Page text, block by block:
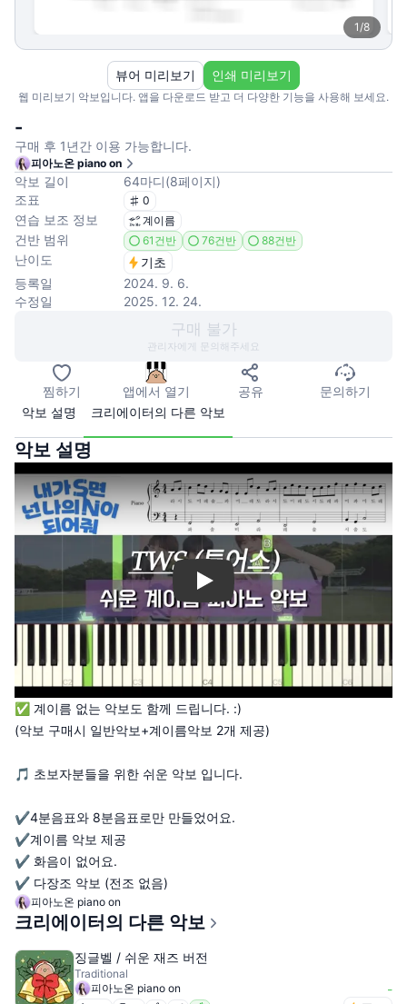
1/8
웹 미리보기 악보입니다. 앱을 다운로드 받고 더 다양한 기능을 사용해 보세요.
뷰어 미리보기 인쇄 미리보기
-
구매 후 1년간 이용 가능합니다.
피아노온 piano on
악보 길이 64마디(8페이지)
조표
0
연습 보조 정보 계이름
건반 범위 61건반 76건반 88건반
난이도
기초
등록일
2024. 9. 6.
수정일
2025. 12. 24.
구매 불가
관리자에게 문의해주세요
찜하기 앱에서 열기 공유
문의하기
악보 설명
크리에이터의 다른 악보
악보 설명
Play
✅ 계이름 없는 악보도 함께 드립니다. :)
(악보 구매시 일반악보+계이름악보 2개 제공)
🎵 초보자분들을 위한 쉬운 악보 입니다.
✔️4분음표와 8분음표로만 만들었어요.
✔️계이름 악보 제공
✔️ 화음이 없어요.
✔️ 다장조 악보 (전조 없음)
피아노온 piano on
크리에이터의 다른 악보
징글벨 / 쉬운 재즈 버전
Traditional
피아노온 piano on
-